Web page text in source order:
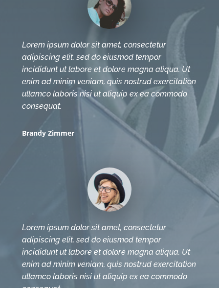
Lorem ipsum dolor sit amet, consectetur
adipiscing elit, sed do eiusmod tempor
incididunt ut labore et dolore magna aliqua. Ut
enim ad minim veniam, quis nostrud exercitation
ullamco laboris nisi ut aliquip ex ea commodo
consequat.
Brandy Zimmer
Lorem ipsum dolor sit amet, consectetur
adipiscing elit, sed do eiusmod tempor
incididunt ut labore et dolore magna aliqua. Ut
enim ad minim veniam, quis nostrud exercitation
ullamco laboris nisi ut aliquip ex ea commodo